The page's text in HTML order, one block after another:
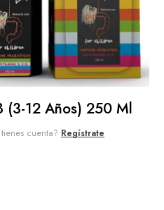
(3-12 Años) 250 Ml
cuenta? Regístrate